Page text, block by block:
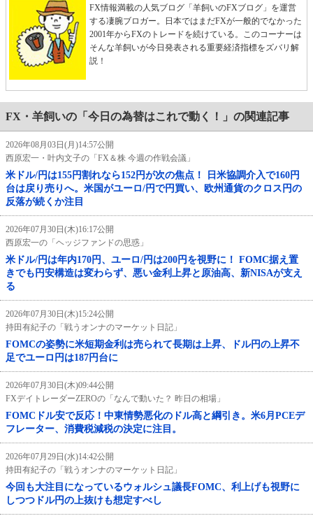
FX情報満載の人気ブログ「羊飼いのFXブログ」を運営
する凄腕ブロガー。日本ではまだFXが一般的でなかった
2001年からFXのトレードを続けている。このコーナーは
そんな羊飼いが今日発表される重要経済指標をズバリ解
説！
FX・羊飼いの「今日の為替はこれで動く！」の関連記事
2026年08月03日(月)14:57公開
西原宏一・叶内文子の「FX＆株 今週の作戦会議」
米ドル/円は155円割れなら152円が次の焦点！ 日米協調介入で160円
台は戻り売りへ。米国がユーロ/円で円買い、欧州通貨のクロス円の
反落が続くか注目
2026年07月30日(木)16:17公開
西原宏一の「ヘッジファンドの思惑」
米ドル/円は年内170円、ユーロ/円は200円を視野に！ FOMC据え置
きでも円安構造は変わらず、悪い金利上昇と原油高、新NISAが支え
る
2026年07月30日(木)15:24公開
持田有紀子の「戦うオンナのマーケット日記」
FOMCの姿勢に米短期金利は売られて長期は上昇、ドル円の上昇不
足でユーロ円は187円台に
2026年07月30日(木)09:44公開
FXデイトレーダーZEROの「なんで動いた？ 昨日の相場」
FOMCドル安で反応！中東情勢悪化のドル高と綱引き。米6月PCEデ
フレーター、消費税減税の決定に注目。
2026年07月29日(水)14:42公開
持田有紀子の「戦うオンナのマーケット日記」
今回も大注目になっているウォルシュ議長FOMC、利上げも視野に
しつつドル円の上抜けも想定すべし